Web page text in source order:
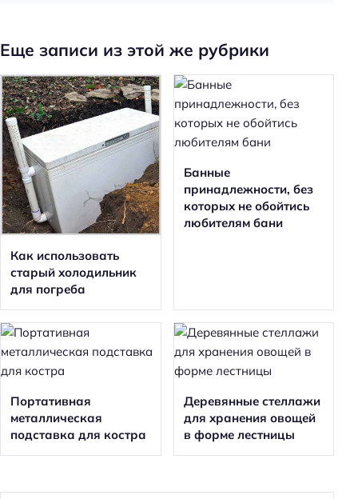
Еще записи из этой же рубрики
Как использовать
старый холодильник
для погреба
Банные
принадлежности, без
которых не обойтись
любителям бани
Портативная
металлическая
подставка для костра
Деревянные стеллажи
для хранения овощей
в форме лестницы